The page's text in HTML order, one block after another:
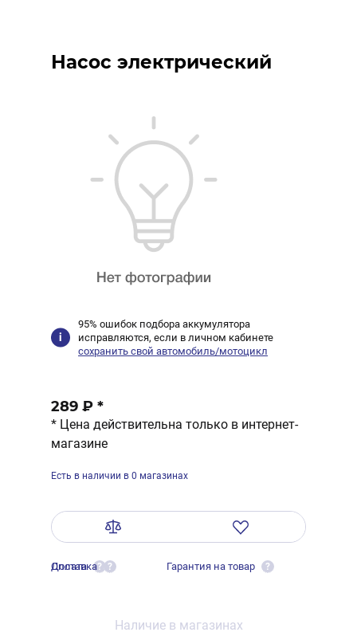
Насос электрический
95% ошибок подбора аккумулятора
исправляются, если в личном кабинете
сохранить свой автомобиль/мотоцикл
289 ₽ *
* Цена действительна только в интернет-
магазине
Есть в наличии в 0 магазинах
Оплата ?
Доставка ? Гарантия на товар ?
Наличие в магазинах